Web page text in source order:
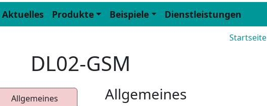
Aktuelles Produkte Beispiele Dienstleistungen
Startseite
DL02-GSM
Allgemeines Allgemeines